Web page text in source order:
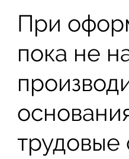
При
пока не